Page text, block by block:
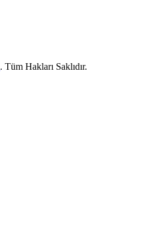
. Tüm Hakları Saklıdır.